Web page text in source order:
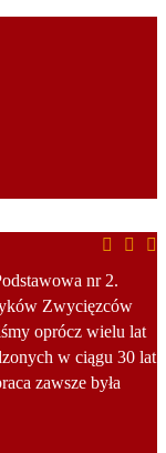
nr 2.
Zwycięzców
oprócz wielu lat
w ciągu 30 lat
zawsze była